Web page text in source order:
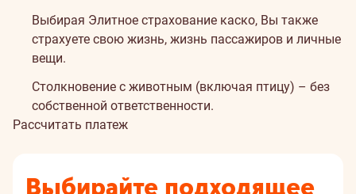
Выбирая Элитное страхование каско, Вы также
страхуете свою жизнь, жизнь пассажиров и личные
вещи.
Столкновение с животным (включая птицу) – без
собственной ответственности.
Рассчитать платеж